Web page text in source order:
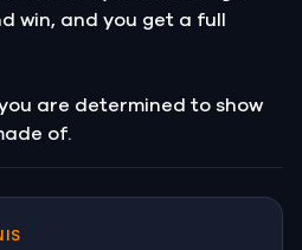
win, and you get a full
are determined to show
of.